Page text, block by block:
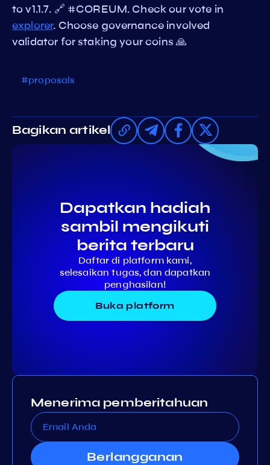
to v1.1.7. 🔗 #COREUM. Check our vote in
explorer. Choose governance involved
validator for staking your coins 🙏
#proposals
Bagikan artikel
Dapatkan hadiah
sambil mengikuti
berita terbaru
Daftar di platform kami,
selesaikan tugas, dan dapatkan
penghasilan!
Buka platform
Menerima pemberitahuan
Berlangganan